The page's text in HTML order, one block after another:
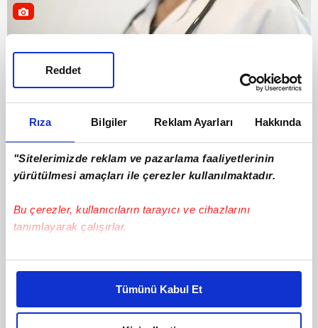
Rıza Bilgiler Reklam Ayarları Hakkında
"Sitelerimizde reklam ve pazarlama faaliyetlerinin
yürütülmesi amaçları ile çerezler kullanılmaktadır.
Bu çerezler, kullanıcıların tarayıcı ve cihazlarını
tanımlayarak çalışırlar.
Bu çerezlere izin vermeniz halinde sizlere özel
daha iyi reklam deneyimi yaşatabiliriz. Bunu yaparken
amacımızın size daha iyi bir reklam deneyimi sunmak
Tümünü Kabul Et
Reddet
Haberler 02 Ağustos 2026 | Pazar